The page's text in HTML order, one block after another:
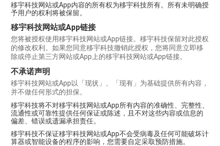
移宇科技网站或App内容的所有权为移宇科技所有。所有未明确授
予用户的权利将被保留。
移宇科技网站或App链接
您将被授权使用移宇科技网站或App链接。移宇科技保留对此授权
的修改权利。如果您同意移宇科技撤销此授权，您将同意立即移
除或停止第三方网站或App上的移宇科技网站或App链接。
不承诺声明
移宇科技网站或App以「现状」、「现有」为基础提供所有内容，
并不做任何形式的担保。
移宇科技将不对移宇科技网站或App所有内容的准确性、完整性、
流通性或可靠性提供任何保证或陈述，且不对这些内容或信息的
偏差、错误或遗漏承担责任。
移宇科技不保证移宇科技网站或App不会受病毒及任何可能破坏计
算器或智能设备的程序的影响，您需要自定采取预防措施。